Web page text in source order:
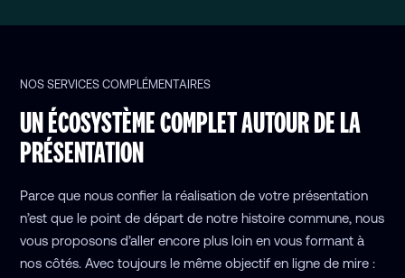
NOS SERVICES COMPLÉMENTAIRES
UN ÉCOSYSTÈME COMPLET AUTOUR DE LA
PRÉSENTATION
Parce que nous confier la réalisation de votre présentation
n’est que le point de départ de notre histoire commune, nous
vous proposons d’aller encore plus loin en vous formant à
nos côtés. Avec toujours le même objectif en ligne de mire :